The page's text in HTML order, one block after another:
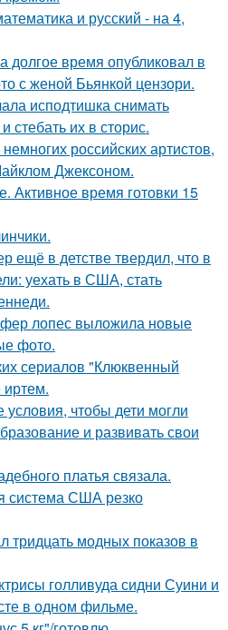
и русский - на 4,
долгое время опубликовал в
с женой Бьянкой цензори.
исподтишка снимать
стебать их в сторис.
российских артистов,
Джексоном.
Активное время готовки 15
ещё в детстве твердил, что в
уехать в США, стать
лопес выложила новые
фото.
сериалов "Клюквенный
чтобы дети могли
и развивать свои
платья связала.
система США резко
тридцать модных показов в
голливуда сидни Суини и
в одном фильме.